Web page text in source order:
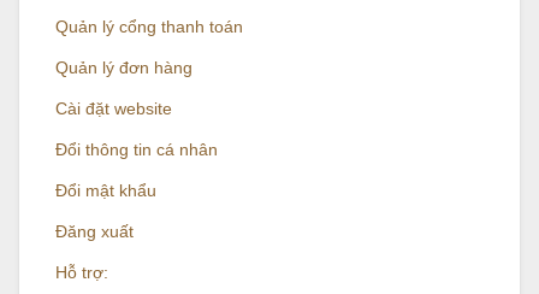
Quản lý cổng thanh toán
Quản lý đơn hàng
Cài đặt website
Đổi thông tin cá nhân
Đổi mật khẩu
Đăng xuất
Hỗ trợ: